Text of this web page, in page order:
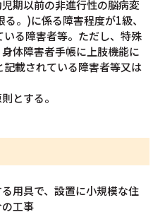
期以前の非進行性の脳病変
。)に係る障害程度が1級、
る障害者等。ただし、特殊
体障害者手帳に上肢機能に
載されている障害者等又は
とする。
用具で、設置に小規模な住
工事